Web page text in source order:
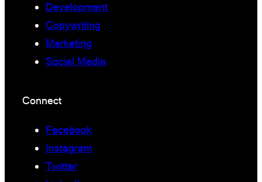
Development
Copywriting
Marketing
Social Media
Connect
Facebook
Instagram
Twitter